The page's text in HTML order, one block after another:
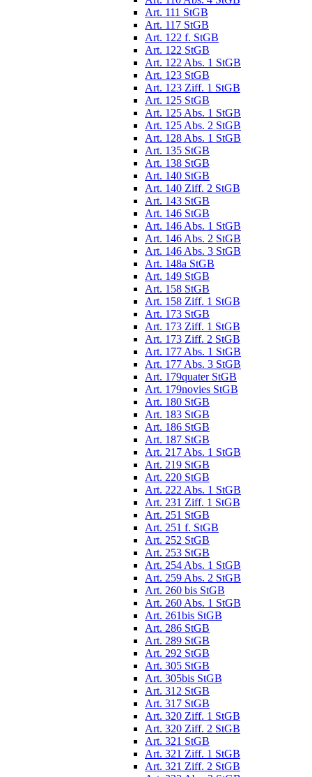
Art. 111 StGB
Art. 117 StGB
Art. 122 f. StGB
Art. 122 StGB
Art. 122 Abs. 1 StGB
Art. 123 StGB
Art. 123 Ziff. 1 StGB
Art. 125 StGB
Art. 125 Abs. 1 StGB
Art. 125 Abs. 2 StGB
Art. 128 Abs. 1 StGB
Art. 135 StGB
Art. 138 StGB
Art. 140 StGB
Art. 140 Ziff. 2 StGB
Art. 143 StGB
Art. 146 StGB
Art. 146 Abs. 1 StGB
Art. 146 Abs. 2 StGB
Art. 146 Abs. 3 StGB
Art. 148a StGB
Art. 149 StGB
Art. 158 StGB
Art. 158 Ziff. 1 StGB
Art. 173 StGB
Art. 173 Ziff. 1 StGB
Art. 173 Ziff. 2 StGB
Art. 177 Abs. 1 StGB
Art. 177 Abs. 3 StGB
Art. 179quater StGB
Art. 179novies StGB
Art. 180 StGB
Art. 183 StGB
Art. 186 StGB
Art. 187 StGB
Art. 217 Abs. 1 StGB
Art. 219 StGB
Art. 220 StGB
Art. 222 Abs. 1 StGB
Art. 231 Ziff. 1 StGB
Art. 251 StGB
Art. 251 f. StGB
Art. 252 StGB
Art. 253 StGB
Art. 254 Abs. 1 StGB
Art. 259 Abs. 2 StGB
Art. 260 bis StGB
Art. 260 Abs. 1 StGB
Art. 261bis StGB
Art. 286 StGB
Art. 289 StGB
Art. 292 StGB
Art. 305 StGB
Art. 305bis StGB
Art. 312 StGB
Art. 317 StGB
Art. 320 Ziff. 1 StGB
Art. 320 Ziff. 2 StGB
Art. 321 StGB
Art. 321 Ziff. 1 StGB
Art. 321 Ziff. 2 StGB